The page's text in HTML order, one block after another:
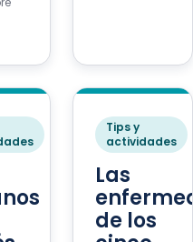
Tips y
actividades
Las
de los